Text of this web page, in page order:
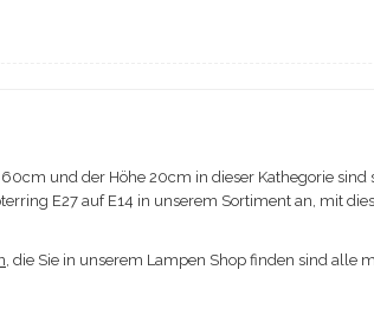
und der Höhe 20cm in dieser Kathegorie
E27 auf E14 in unserem Sortiment an, mit
, die Sie in unserem Lampen Shop finden sind alle